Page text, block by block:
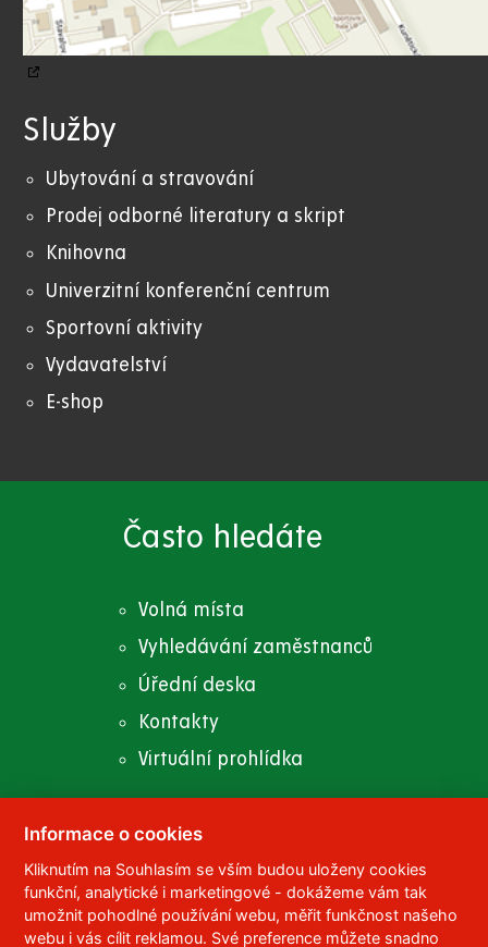
Služby
Ubytování a stravování
Prodej odborné literatury a skript
Knihovna
Univerzitní konferenční centrum
Sportovní aktivity
Vydavatelství
E-shop
Často hledáte
Volná místa
Vyhledávání zaměstnanců
Úřední deska
Kontakty
Virtuální prohlídka
© 2023 Univerzita Pardubice,Studentská 95
532 10 Pardubice 2
Telefon: 466 036 111, 466 036 112, 466 036 113
Informace o cookies
Kliknutím na Souhlasím se vším budou uloženy cookies
funkční, analytické i marketingové - dokážeme vám tak
umožnit pohodlné používání webu, měřit funkčnost našeho
webu i vás cílit reklamou. Své preference můžete snadno